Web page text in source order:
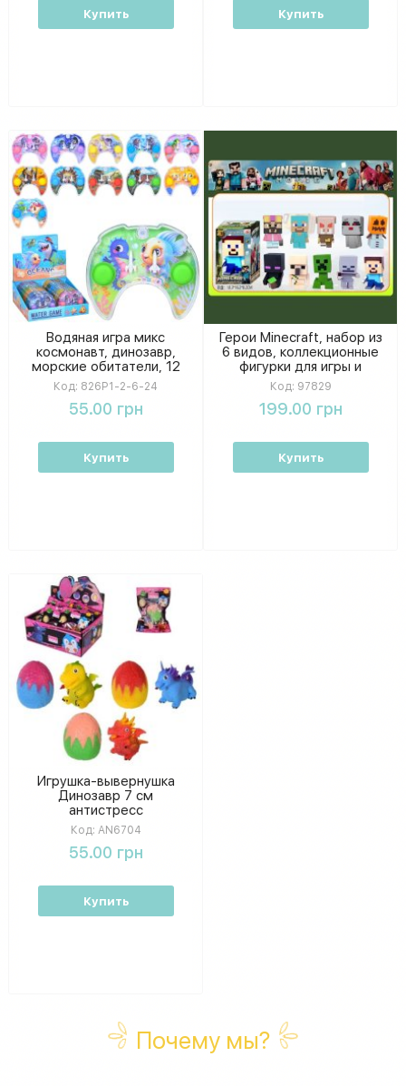
Купить Купить
Водяная игра микс
космонавт, динозавр,
морские обитатели, 12
видов, в дисплее 826P1-
2-6-24
Код: 826P1-2-6-24
55.00 грн
Купить
Герои Minecraft, набор из
6 видов, коллекционные
фигурки для игры и
творчества
Код: 97829
199.00 грн
Купить
Игрушка-вывернушка
Динозавр 7 см
антистресс
Код: AN6704
55.00 грн
Купить
Почему мы?